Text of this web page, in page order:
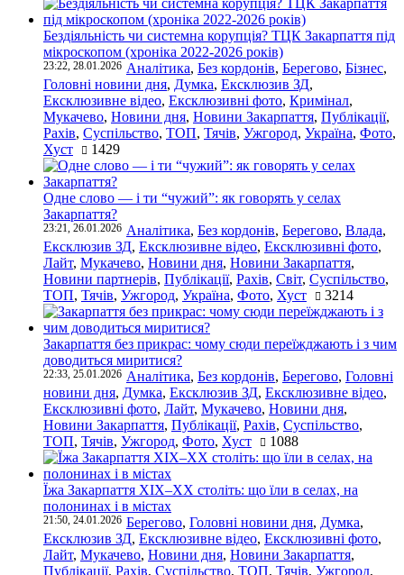
Бездіяльність чи системна корупція? ТЦК Закарпаття під
мікроскопом (хроніка 2022-2026 років)
23:22, 28.01.2026 Аналітика, Без кордонів, Берегово, Бізнес,
Головні новини дня, Думка, Ексклюзив ЗД,
Ексклюзивне відео, Ексклюзивні фото, Кримінал,
Мукачево, Новини дня, Новини Закарпаття, Публікації,
Рахів, Суспільство, ТОП, Тячів, Ужгород, Україна, Фото,
Хуст
1429
Одне слово — і ти “чужий”: як говорять у селах
Закарпаття?
23:21, 26.01.2026 Аналітика, Без кордонів, Берегово, Влада,
Ексклюзив ЗД, Ексклюзивне відео, Ексклюзивні фото,
Лайт, Мукачево, Новини дня, Новини Закарпаття,
Новини партнерів, Публікації, Рахів, Світ, Суспільство,
ТОП, Тячів, Ужгород, Україна, Фото, Хуст 3214
Закарпаття без прикрас: чому сюди переїжджають і з чим
доводиться миритися?
22:33, 25.01.2026 Аналітика, Без кордонів, Берегово, Головні
новини дня, Думка, Ексклюзив ЗД, Ексклюзивне відео,
Ексклюзивні фото, Лайт, Мукачево, Новини дня,
Новини Закарпаття, Публікації, Рахів, Суспільство,
ТОП, Тячів, Ужгород, Фото, Хуст 1088
Їжа Закарпаття ХІХ–ХХ століть: що їли в селах, на
полонинах і в містах
21:50, 24.01.2026 Берегово, Головні новини дня, Думка,
Ексклюзив ЗД, Ексклюзивне відео, Ексклюзивні фото,
Лайт, Мукачево, Новини дня, Новини Закарпаття,
Публікації, Рахів, Суспільство, ТОП, Тячів, Ужгород,